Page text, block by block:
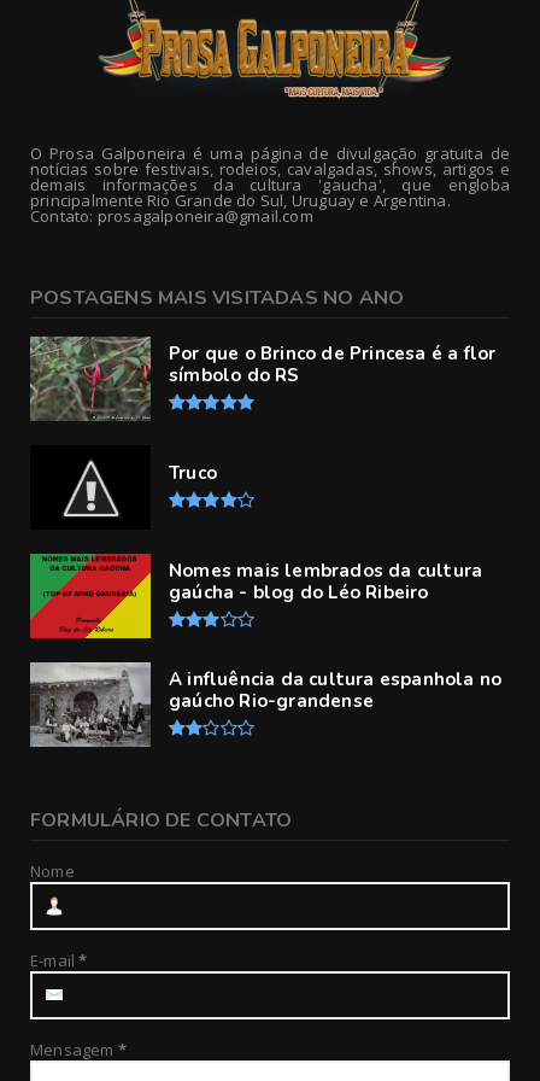
O Prosa Galponeira é uma página de divulgação gratuita de
notícias sobre festivais, rodeios, cavalgadas, shows, artigos e
demais informações da cultura 'gaucha', que engloba
principalmente Rio Grande do Sul, Uruguay e Argentina.
Contato: prosagalponeira@gmail.com
POSTAGENS MAIS VISITADAS NO ANO
Por que o Brinco de Princesa é a flor
símbolo do RS
Truco
Nomes mais lembrados da cultura
gaúcha - blog do Léo Ribeiro
A influência da cultura espanhola no
gaúcho Rio-grandense
FORMULÁRIO DE CONTATO
Nome
E-mail*
Mensagem *